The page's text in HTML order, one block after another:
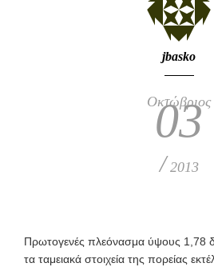
jbasko
Οκτώβριος
03
/ 2013
Πρωτογενές πλεόνασμα ύψους 1,78
τα ταμειακά στοιχεία της πορείας